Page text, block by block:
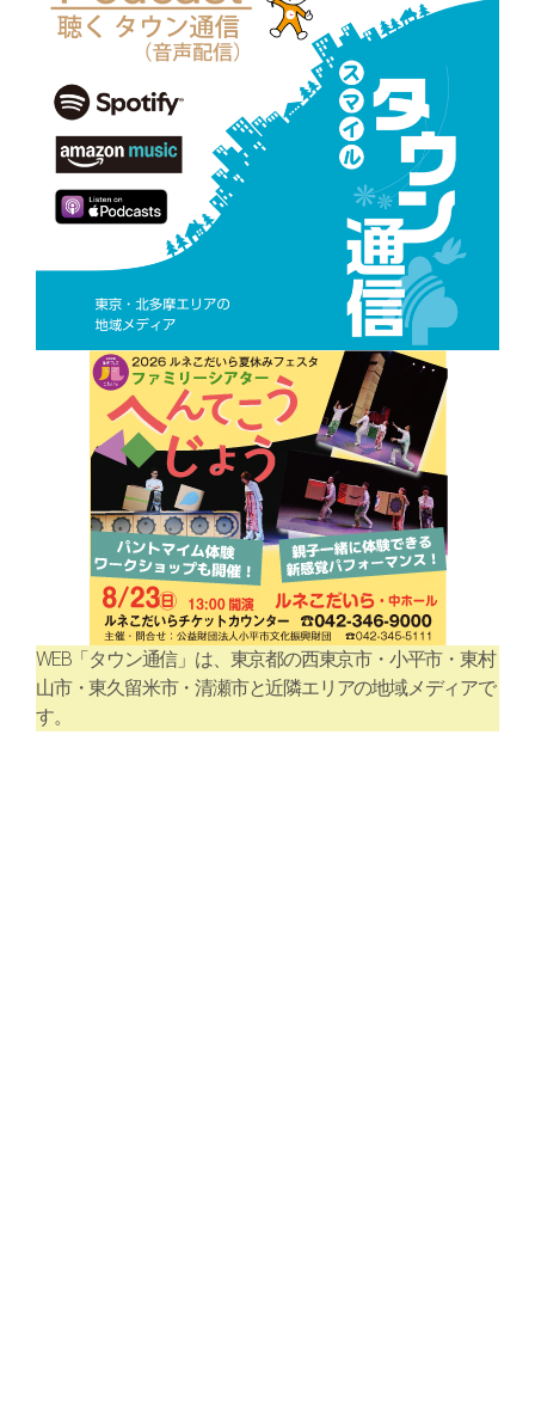
WEB「タウン通信」は、東京都の西東京市・小平市・東村
山市・東久留米市・清瀬市と近隣エリアの地域メディアで
す。